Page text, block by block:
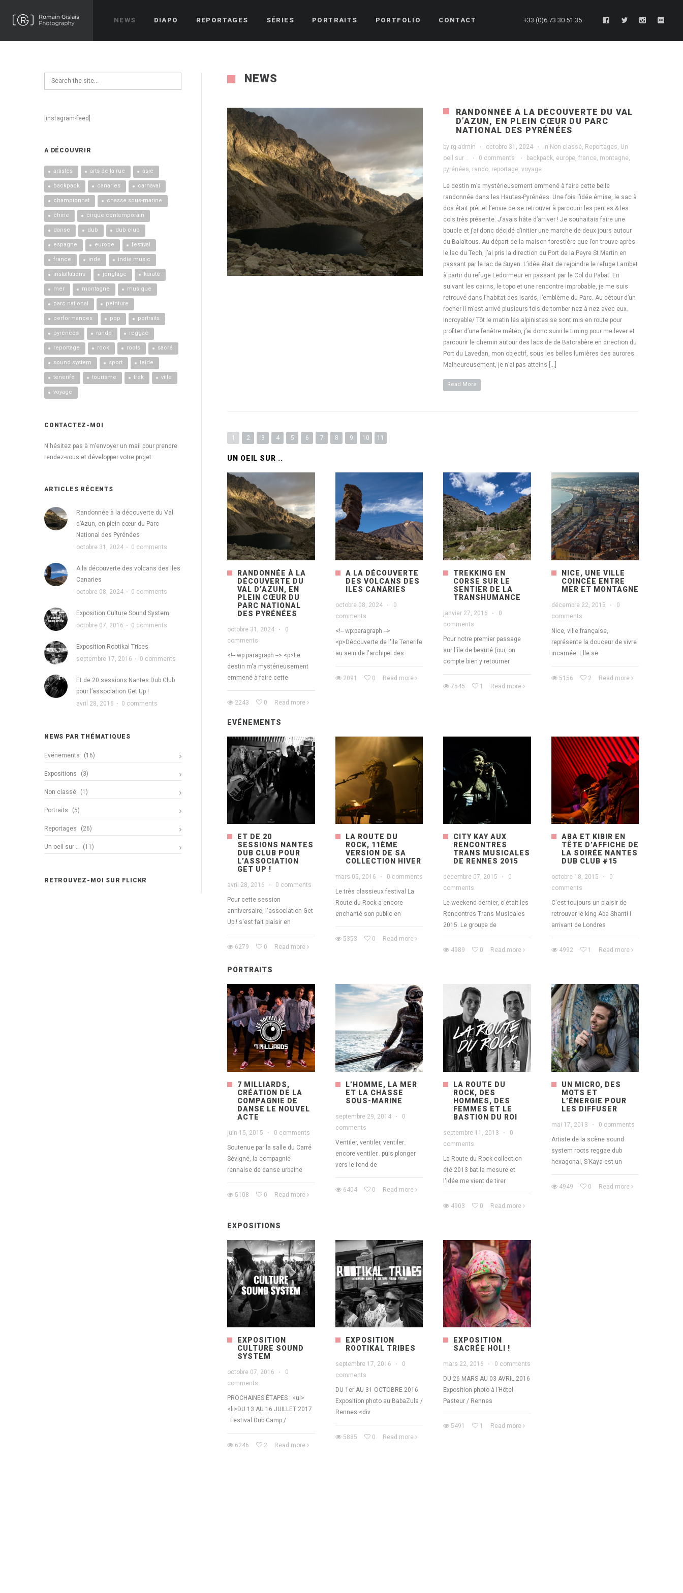
NEWS DIAPO REPORTAGES SÉRIES PORTRAITS PORTFOLIO CONTACT +33 (0)6 73 30 51 35
NEWS
RANDONNÉE À LA DÉCOUVERTE DU VAL
D’AZUN, EN PLEIN CŒUR DU PARC
NATIONAL DES PYRÉNÉES
by rg-admin · octobre 31, 2024 · in Non classé, Reportages, Un
oeil sur ..
· 0 comments · backpack, europe, france, montagne,
pyrénées, rando, reportage, voyage
Le destin m’a mystérieusement emmené à faire cette belle
randonnée dans les Hautes-Pyrénées. Une fois l’idée émise, le sac à
dos était prêt et l’envie de se retrouver à parcourir les pentes & les
cols très présente. J’avais hâte d’arriver ! Je souhaitais faire une
boucle et j’ai donc décidé d’initier une marche de deux jours autour
du Balaïtous. Au départ de la maison forestière que l’on trouve après
le lac du Tech, j’ai pris la direction du Port de la Peyre St Martin en
passant par le lac de Suyen. L’idée était de rejoindre le refuge Larribet
à partir du refuge Ledormeur en passant par le Col du Pabat. En
suivant les cairns, le topo et une rencontre improbable, je me suis
retrouvé dans l’habitat des Isards, l’emblème du Parc. Au détour d’un
rocher il m’est arrivé plusieurs fois de tomber nez à nez avec eux.
Incroyable/ Tôt le matin les alpinistes se sont mis en route pour
profiter d’une fenêtre météo, j’ai donc suivi le timing pour me lever et
parcourir le chemin autour des lacs de de Batcrabère en direction du
Port du Lavedan, mon objectif, sous les belles lumières des aurores.
Malheureusement, je n’ai pas atteins […]
Read More
1 2 3 4 5 6 7 8 9 10 11
UN OEIL SUR ..
RANDONNÉE À LA
DÉCOUVERTE DU
VAL D’AZUN, EN
PLEIN CŒUR DU
PARC NATIONAL
DES PYRÉNÉES
octobre 31, 2024 ·
0
comments
<!-- wp:paragraph --> <p>Le
destin m'a mystérieusement
emmené à faire cette
2243 0 Read more
A LA DÉCOUVERTE
DES VOLCANS DES
ILES CANARIES
octobre 08, 2024 ·
0
comments
<!-- wp:paragraph -->
<p>Découverte de l'Ile Tenerife
au sein de l'archipel des
2091 0 Read more
TREKKING EN
CORSE SUR LE
SENTIER DE LA
TRANSHUMANCE
janvier 27, 2016 ·
0
comments
Pour notre premier passage
sur l'île de beauté (oui, on
compte bien y retourner
7545 1 Read more
NICE, UNE VILLE
COINCÉE ENTRE
MER ET MONTAGNE
décembre 22, 2015 ·
0
comments
Nice, ville française,
représente la douceur de vivre
incarnée. Elle se
5156 2 Read more
EVÉNEMENTS
ET DE 20
SESSIONS NANTES
DUB CLUB POUR
L’ASSOCIATION
GET UP !
avril 28, 2016 · 0 comments
Pour cette session
anniversaire, l'association Get
Up ! s'est fait plaisir en
6279 0 Read more
LA ROUTE DU
ROCK, 11ÈME
VERSION DE SA
COLLECTION HIVER
mars 05, 2016 · 0 comments
Le très classieux festival La
Route du Rock a encore
enchanté son public en
5353 0 Read more
CITY KAY AUX
RENCONTRES
TRANS MUSICALES
DE RENNES 2015
décembre 07, 2015 ·
0
comments
Le weekend dernier, c'était les
Rencontres Trans Musicales
2015. Le groupe de
4989 0 Read more
ABA ET KIBIR EN
TÊTE D’AFFICHE DE
LA SOIRÉE NANTES
DUB CLUB #15
octobre 18, 2015 ·
0
comments
C'est toujours un plaisir de
retrouver le king Aba Shanti I
arrivant de Londres
4992 1 Read more
PORTRAITS
7 MILLIARDS,
CRÉATION DE LA
COMPAGNIE DE
DANSE LE NOUVEL
ACTE
juin 15, 2015 · 0 comments
Soutenue par la salle du Carré
Sévigné, la compagnie
rennaise de danse urbaine
5108 0 Read more
L’HOMME, LA MER
ET LA CHASSE
SOUS-MARINE
septembre 29, 2014 ·
0
comments
Ventiler, ventiler, ventiler..
encore ventiler.. puis plonger
vers le fond de
6404 0 Read more
LA ROUTE DU
ROCK, DES
HOMMES, DES
FEMMES ET LE
BASTION DU ROI
septembre 11, 2013 ·
0
comments
La Route du Rock collection
été 2013 bat la mesure et
l'idée me vient de tirer
4903 0 Read more
UN MICRO, DES
MOTS ET
L’ÉNERGIE POUR
LES DIFFUSER
mai 17, 2013 · 0 comments
Artiste de la scène sound
system roots reggae dub
hexagonal, S'Kaya est un
4949 0 Read more
EXPOSITIONS
EXPOSITION
CULTURE SOUND
SYSTEM
octobre 07, 2016 ·
0
comments
PROCHAINES ÉTAPES : <ul>
<li>DU 13 AU 16 JUILLET 2017
: Festival Dub Camp /
6246 2 Read more
EXPOSITION
ROOTIKAL TRIBES
septembre 17, 2016 ·
0
comments
DU 1er AU 31 OCTOBRE 2016
Exposition photo au BabaZula /
Rennes <div
5885 0 Read more
EXPOSITION
SACRÉE HOLI !
mars 22, 2016 · 0 comments
DU 26 MARS AU 03 AVRIL 2016
Exposition photo à l’Hôtel
Pasteur / Rennes
5491 1 Read more
[instagram-feed]
A DÉCOUVRIR
artistes arts de la rue asie
backpack canaries carnaval
championnat chasse sous-marine
chine cirque contemporain
danse dub dub club
espagne europe festival
france inde indie music
installations jonglage karaté
mer montagne musique
parc national peinture
performances pop portraits
pyrénées rando reggae
reportage rock roots sacré
sound system sport teide
tenerife tourisme trek ville
voyage
CONTACTEZ-MOI
N'hésitez pas à m'envoyer un mail pour prendre
rendez-vous et développer votre projet.
ARTICLES RÉCENTS
Randonnée à la découverte du Val
d’Azun, en plein cœur du Parc
National des Pyrénées
octobre 31, 2024 · 0 comments
A la découverte des volcans des Iles
Canaries
octobre 08, 2024 · 0 comments
Exposition Culture Sound System
octobre 07, 2016 · 0 comments
Exposition Rootikal Tribes
septembre 17, 2016 · 0 comments
Et de 20 sessions Nantes Dub Club
pour l’association Get Up !
avril 28, 2016 · 0 comments
NEWS PAR THÉMATIQUES
Evénements (16)
Expositions (3)
Non classé (1)
Portraits (5)
Reportages (26)
Un oeil sur .. (11)
RETROUVEZ-MOI SUR FLICKR